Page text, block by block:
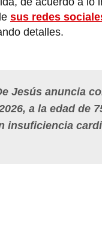
sus redes
detalles.
Jesús anuncia
a la edad de
insuficiencia